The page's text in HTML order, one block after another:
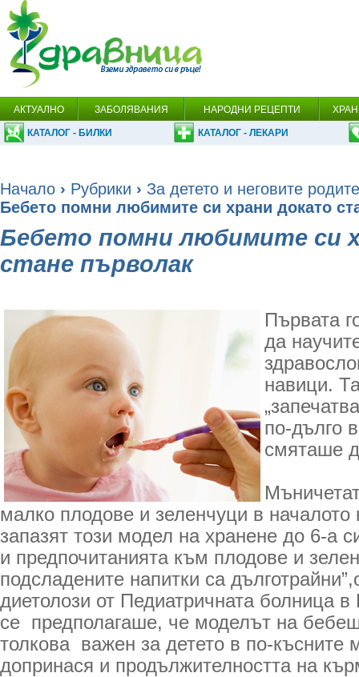
АКТУАЛНО ЗАБОЛЯВАНИЯ НАРОДНИ РЕЦЕПТИ
КАТАЛОГ - БИЛКИ КАТАЛОГ - ЛЕКАРИ
Начало › Рубрики › За детето и неговите
Бебето помни любимите си храни докато
Бебето помни любимите си
стане първолак
Първата
да
навици.
по-дълго
смяташе
малко плодове и зеленчуци в
запазят този модел на хранене до 6-а
и предпочитанията към плодове и
подсладените напитки са
диетолози от Педиатричната болница
се предполагаше, че моделът на
толкова важен за детето в по-късните
допринася и продължителността на